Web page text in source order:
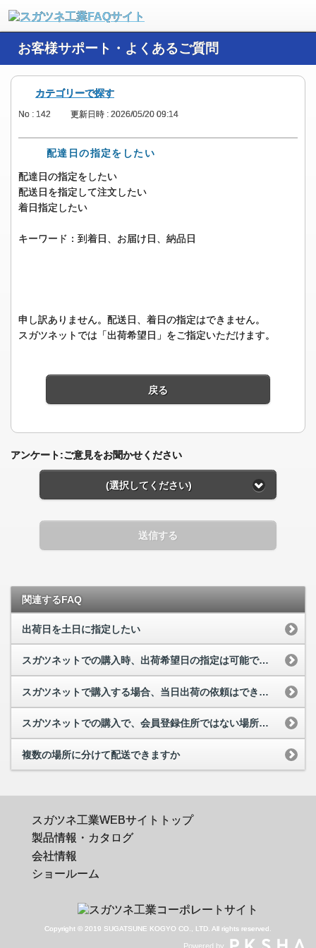
お客様サポート・よくあるご質問
カテゴリーで探す
No : 142 更新日時 : 2026/05/20 09:14
配達日の指定をしたい
配達日の指定をしたい
配送日を指定して注文したい
着日指定したい
キーワード：到着日、お届け日、納品日
申し訳ありません。配送日、着日の指定はできません。
スガツネットでは「出荷希望日」をご指定いただけます。
戻る
アンケート:ご意見をお聞かせください
(選択してください)
送信する
関連するFAQ
出荷日を土日に指定したい
スガツネットでの購入時、出荷希望日の指定は可能ですか
スガツネットで購入する場合、当日出荷の依頼はできますか
スガツネットでの購入で、会員登録住所ではない場所に配送したい
複数の場所に分けて配送できますか
スガツネ工業WEBサイトトップ
製品情報・カタログ
会社情報
ショールーム
Copyright © 2019 SUGATSUNE KOGYO CO., LTD. All rights reserved.
Powered by